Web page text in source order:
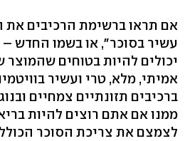
אם תראו ברשימת הרכיבים את
עשיר בסוכר", או בשמו החדש
יכולים להיות בטוחים שהמוצר
אמיתי, מלא, טרי ועשיר
ברכיבים תזונתיים צמחיים
ממנו אם אתם רוצים להיות
לצמצם את צריכת הסוכר